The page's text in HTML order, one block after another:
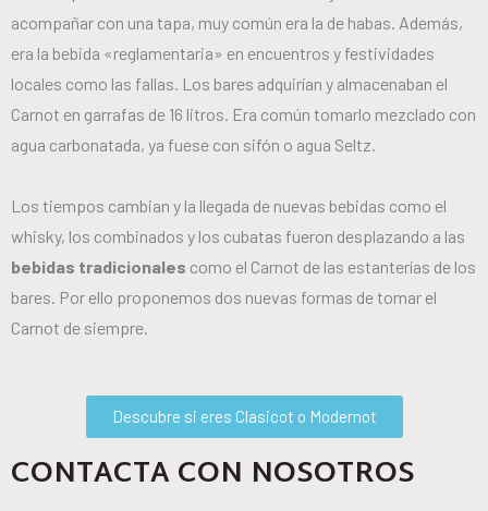
acompañar con una tapa, muy común era la de habas. Además,
era la bebida «reglamentaria» en encuentros y festividades
locales como las fallas. Los bares adquirían y almacenaban el
Carnot en garrafas de 16 litros. Era común tomarlo mezclado con
agua carbonatada, ya fuese con sifón o agua Seltz.
Los tiempos cambian y la llegada de nuevas bebidas como el
whisky, los combinados y los cubatas fueron desplazando a las
bebidas tradicionales como el Carnot de las estanterías de los
bares. Por ello proponemos dos nuevas formas de tomar el
Carnot de siempre.
Descubre si eres Clasicot o Modernot
CONTACTA CON NOSOTROS